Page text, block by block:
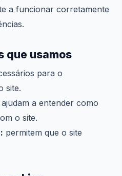
a funcionar corretamente
que usamos
para o
site.
a entender como
o site.
permitem que o site